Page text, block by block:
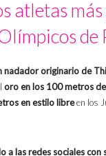
atletas
nadador originario de
oro en los 100 metros
en estilo libreen los
a las redes sociales con